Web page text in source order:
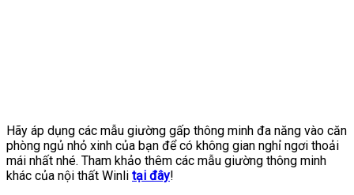
Hãy áp dụng các mẫu giường gấp thông minh đa năng vào căn
phòng ngủ nhỏ xinh của bạn để có không gian nghỉ ngơi thoải
mái nhất nhé. Tham khảo thêm các mẫu giường thông minh
khác của nội thất Winli tại đây!